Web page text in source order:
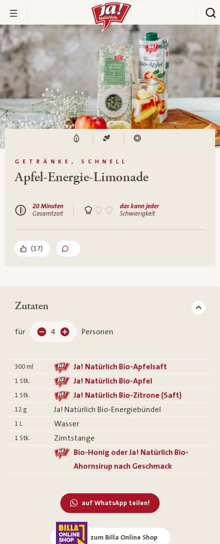
GETRÄNKE, SCHNELL
Apfel-Energie-Limonade
20 Minuten
Gesamtzeit
das kann jeder
Schwierigkeit
(17)
Zutaten
für 4 Personen
300 ml Ja! Natürlich Bio-Apfelsaft
1 Stk. Ja! Natürlich Bio-Apfel
1 Stk. Ja! Natürlich Bio-Zitrone (Saft)
12 g Ja! Natürlich Bio-Energiebündel
1 L Wasser
1 Stk.
Zimtstange
Bio-Honig oder Ja! Natürlich Bio-
Ahornsirup nach Geschmack
auf WhatsApp teilen!
zum Billa Online Shop